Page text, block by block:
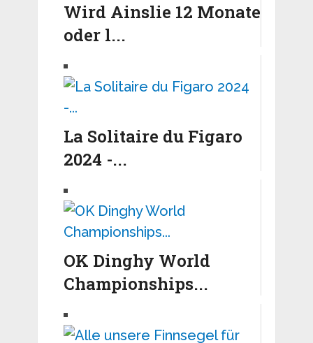
Wird Ainslie 12 Monate
oder l...
La Solitaire du Figaro
2024 -...
OK Dinghy World
Championships...